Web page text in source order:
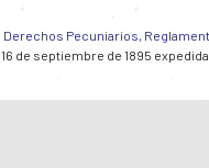
Derechos Pecuniarios,
de septiembre de 1895